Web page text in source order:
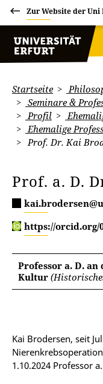
Zur Website der
Startseite
Seminare &
Profil
Ehemalige
Prof. Dr. Kai
Prof. a. D.
https://orcid.org/
Professor a. D.
Kultur
Kai Brodersen, seit
1.10.2024 Professor